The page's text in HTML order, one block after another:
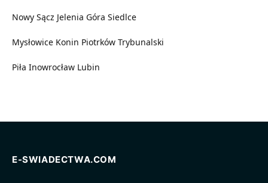
Nowy Sącz Jelenia Góra Siedlce
Mysłowice Konin Piotrków Trybunalski
Piła Inowrocław Lubin
E-SWIADECTWA.COM